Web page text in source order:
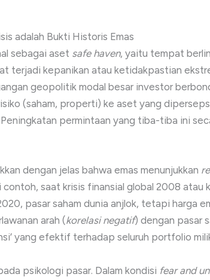
adalah Bukti Historis Emas
sebagai aset safe haven, yaitu tempat
terjadi kepanikan atau ketidakpastian
geopolitik modal besar investor
(saham, properti) ke aset yang
permintaan yang tiba-tiba ini
dengan jelas bahwa emas menunjukkan
contoh, saat krisis finansial global 2008 atau
pasar saham dunia anjlok, tetapi harga
arah (korelasi negatif) dengan pasar
yang efektif terhadap seluruh portfolio
psikologi pasar. Dalam kondisi fear and